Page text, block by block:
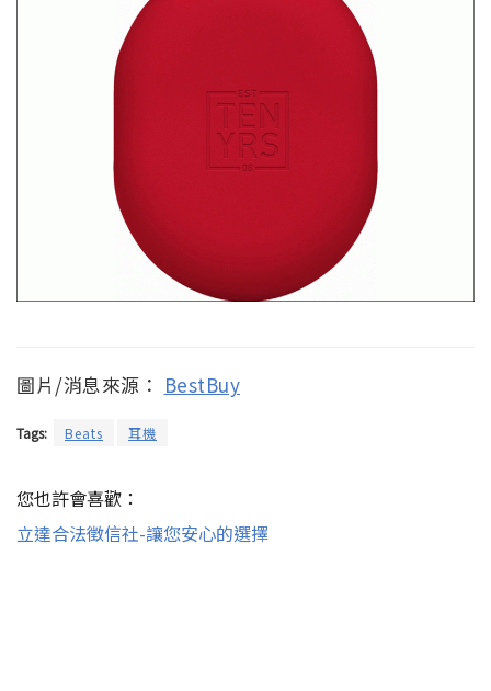
圖片/消息來源： BestBuy
Tags: Beats 耳機
您也許會喜歡：
立達合法徵信社-讓您安心的選擇